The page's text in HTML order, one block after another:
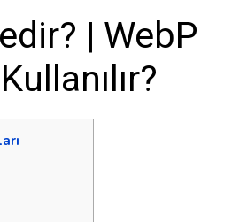
| WebP